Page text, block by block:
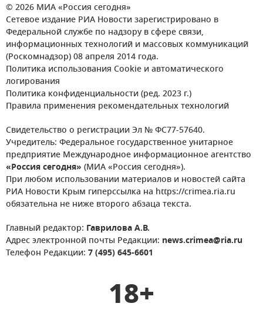
© 2026 МИА «Россия сегодня»
Сетевое издание РИА Новости зарегистрировано в
Федеральной службе по надзору в сфере связи,
информационных технологий и массовых коммуникаций
(Роскомнадзор) 08 апреля 2014 года.
Политика использования Cookie и автоматического
логирования
Политика конфиденциальности (ред. 2023 г.)
Правила применения рекомендательных технологий
Свидетельство о регистрации Эл № ФС77-57640.
Учредитель: Федеральное государственное унитарное
предприятие Международное информационное агентство
«Россия сегодня» (МИА «Россия сегодня»).
При любом использовании материалов и новостей сайта
РИА Новости Крым гиперссылка на https://crimea.ria.ru
обязательна не ниже второго абзаца текста.
Главный редактор: Гаврилова А.В.
Адрес электронной почты Редакции: news.crimea@ria.ru
Телефон Редакции: 7 (495) 645-6601
18+